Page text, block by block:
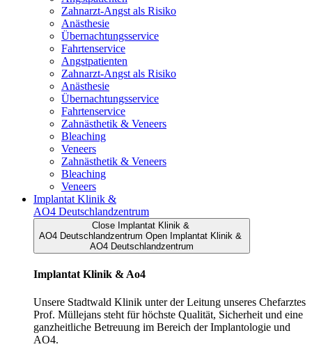
Zahnarzt-Angst als Risiko
Anästhesie
Übernachtungsservice
Fahrtenservice
Angstpatienten
Zahnarzt-Angst als Risiko
Anästhesie
Übernachtungsservice
Fahrtenservice
Zahnästhetik & Veneers
Bleaching
Veneers
Zahnästhetik & Veneers
Bleaching
Veneers
Implantat Klinik &
AO4 Deutschlandzentrum
Close Implantat Klinik &
AO4 Deutschlandzentrum Open Implantat Klinik &
AO4 Deutschlandzentrum
Implantat Klinik & Ao4
Unsere Stadtwald Klinik unter der Leitung unseres Chefarztes
Prof. Müllejans steht für höchste Qualität, Sicherheit und eine
ganzheitliche Betreuung im Bereich der Implantologie und
AO4.